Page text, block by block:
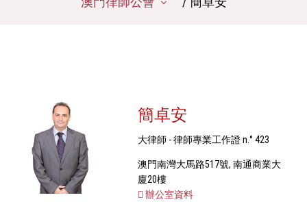
簡卓安
大律師 - 律師專業工作證 n.° 423
澳門南灣大馬路517號, 南通商業大
廈20樓
辦公室資料